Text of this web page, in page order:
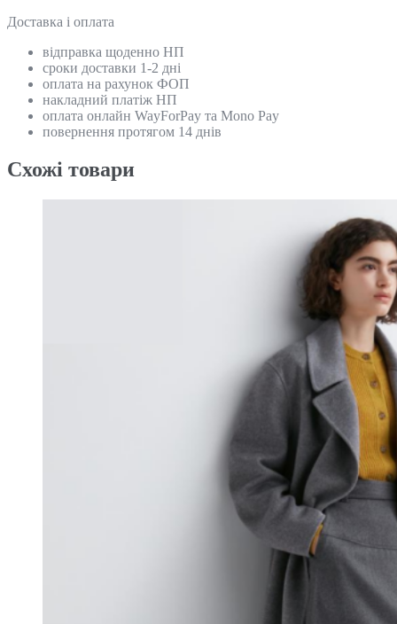
Доставка і оплата
відправка щоденно НП
сроки доставки 1-2 дні
оплата на рахунок ФОП
накладний платіж НП
оплата онлайн WayForPay та Mono Pay
повернення протягом 14 днів
Схожi товари